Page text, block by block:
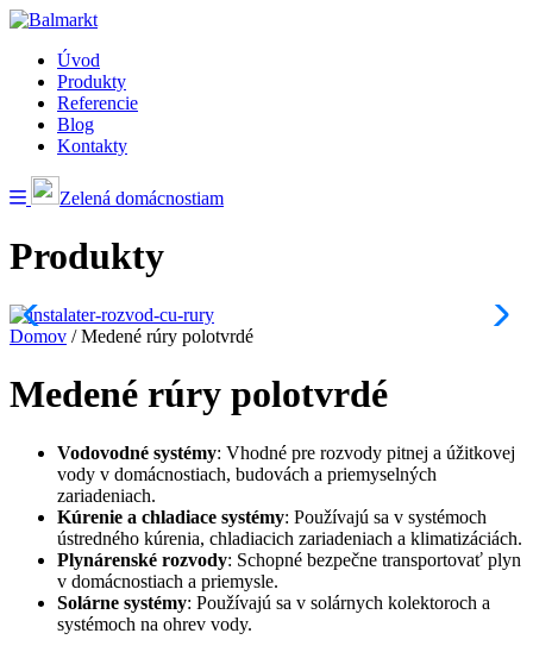
Úvod
Produkty
Referencie
Blog
Kontakty
Zelená domácnostiam
Produkty
Domov / Medené rúry polotvrdé
Medené rúry polotvrdé
Vodovodné systémy: Vhodné pre rozvody pitnej a úžitkovej
vody v domácnostiach, budovách a priemyselných
zariadeniach.
Kúrenie a chladiace systémy: Používajú sa v systémoch
ústredného kúrenia, chladiacich zariadeniach a klimatizáciách.
Plynárenské rozvody: Schopné bezpečne transportovať plyn
v domácnostiach a priemysle.
Solárne systémy: Používajú sa v solárnych kolektoroch a
systémoch na ohrev vody.